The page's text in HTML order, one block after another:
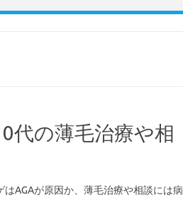
代の薄毛治療や相
AGAが原因か、薄毛治療や相談には病